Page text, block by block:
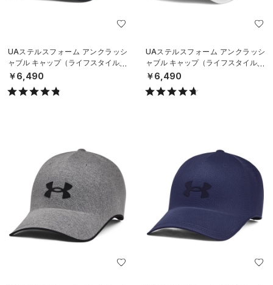
UAステルスフォーム アンクラッシ
ャブル キャップ（ライフスタイル/U
NISEX）
￥6,490
UAステルスフォーム アンクラッシ
ャブル キャップ（ライフスタイル/U
NISEX）
￥6,490